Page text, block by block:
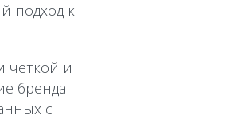
подход к
четкой и
бренда
с